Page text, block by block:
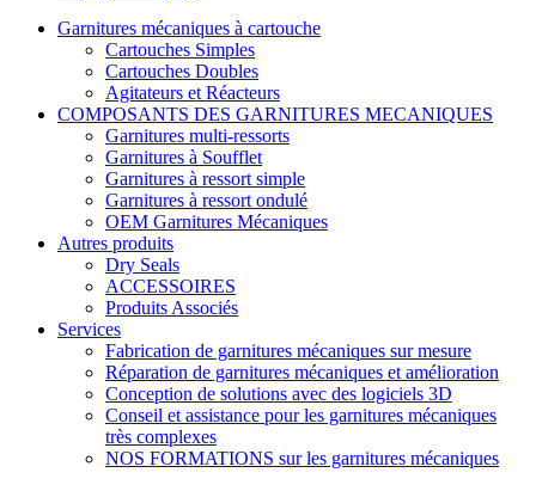
Garnitures mécaniques à cartouche
Cartouches Simples
Cartouches Doubles
Agitateurs et Réacteurs
COMPOSANTS DES GARNITURES MECANIQUES
Garnitures multi-ressorts
Garnitures à Soufflet
Garnitures à ressort simple
Garnitures à ressort ondulé
OEM Garnitures Mécaniques
Autres produits
Dry Seals
ACCESSOIRES
Produits Associés
Services
Fabrication de garnitures mécaniques sur mesure
Réparation de garnitures mécaniques et amélioration
Conception de solutions avec des logiciels 3D
Conseil et assistance pour les garnitures mécaniques
très complexes
NOS FORMATIONS sur les garnitures mécaniques